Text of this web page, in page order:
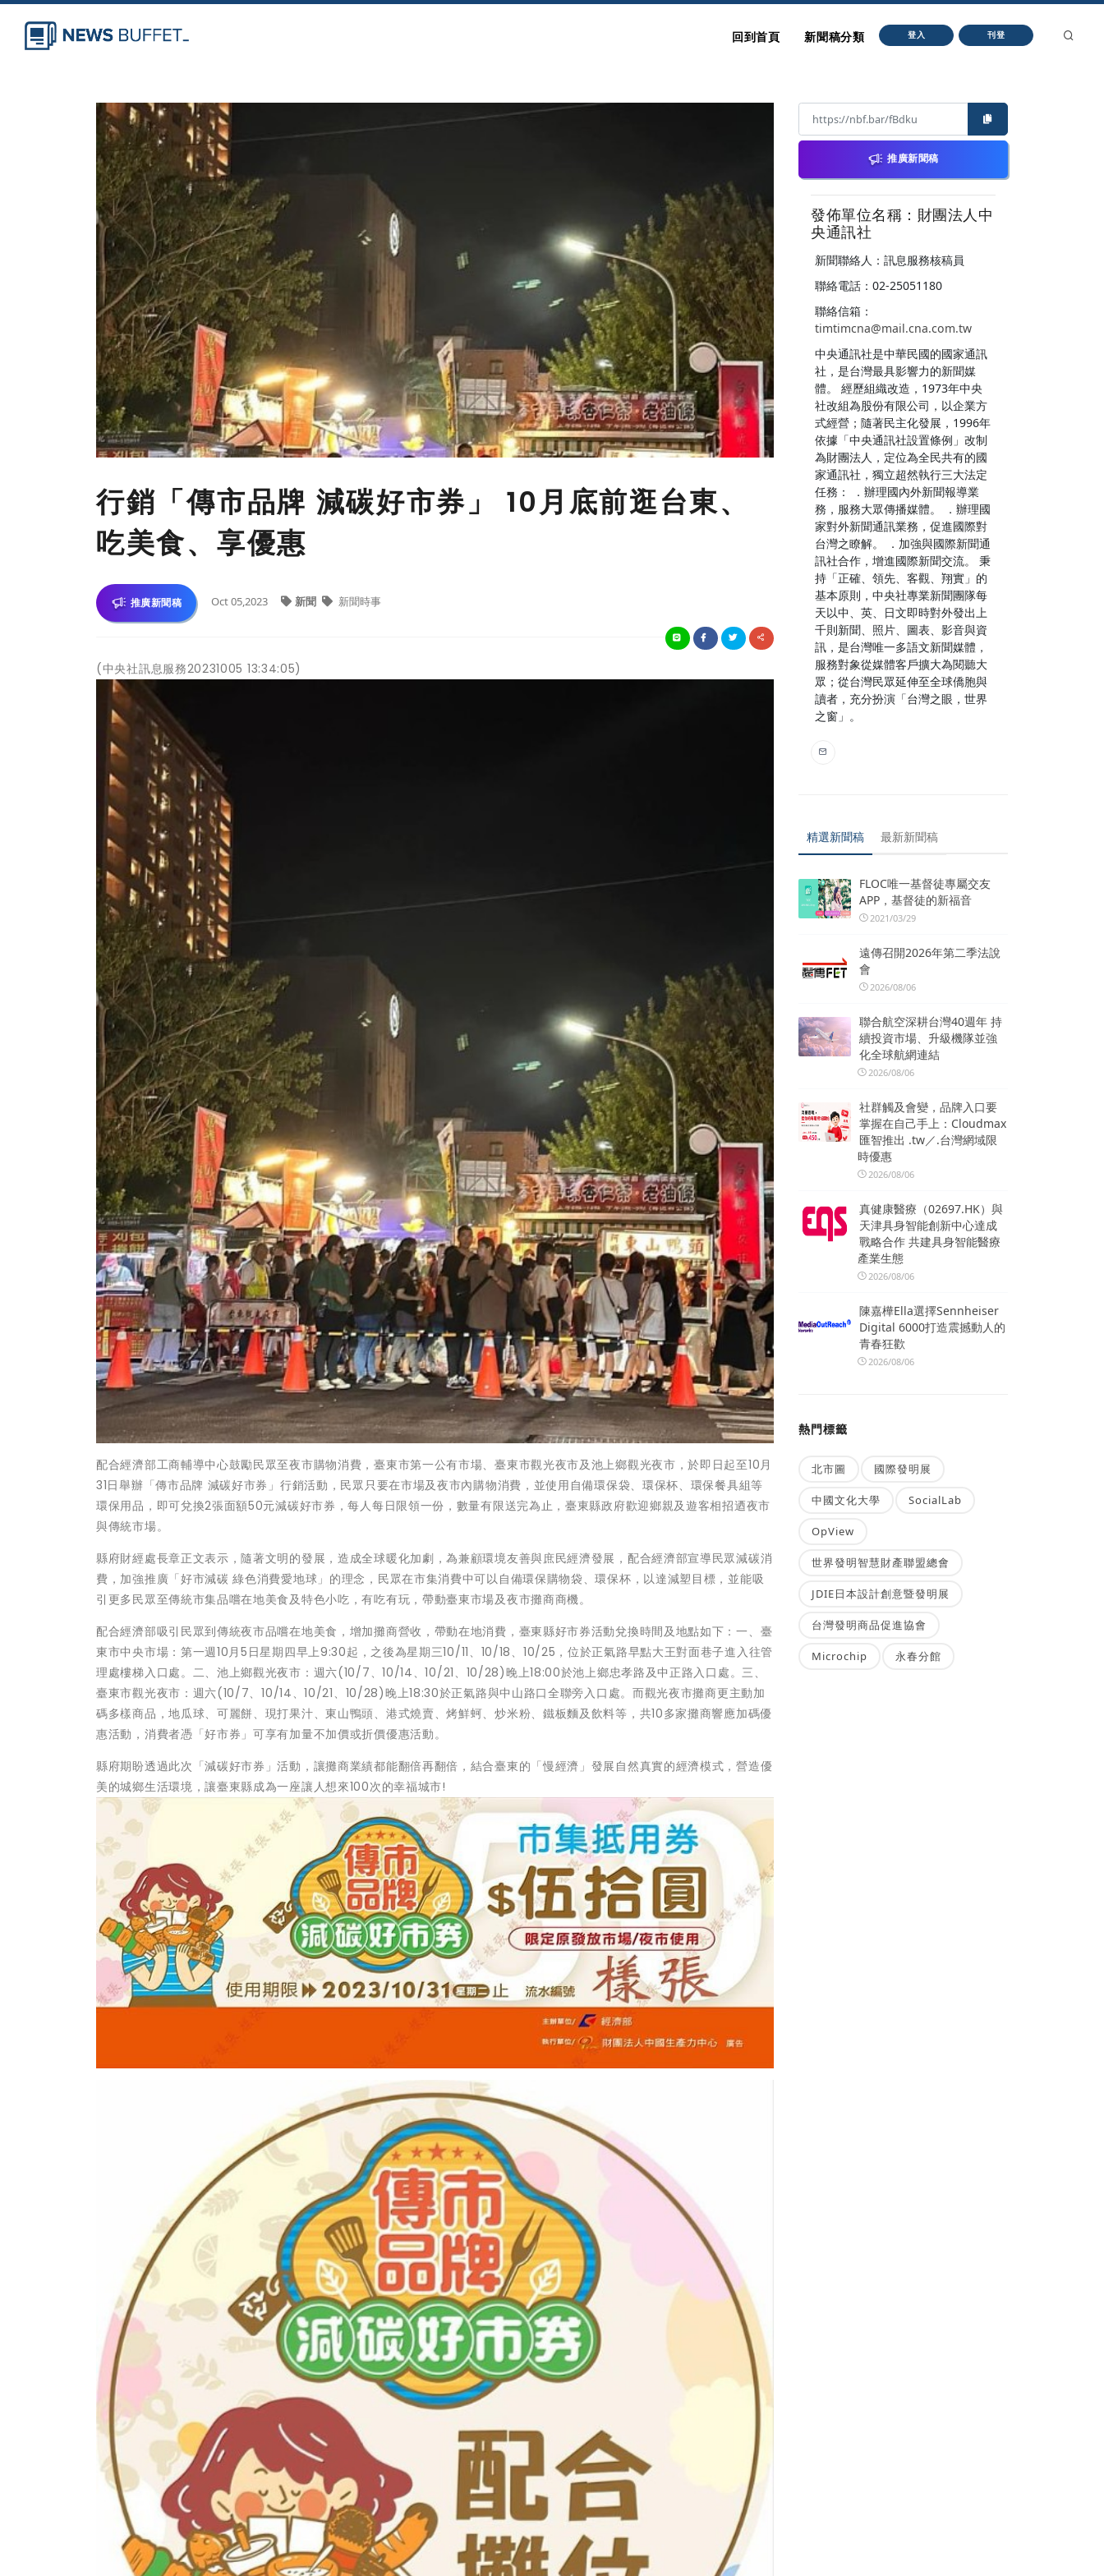
回到首頁 新聞稿分類 登入 刊登
行銷「傳市品牌 減碳好市券」 10月底前逛台東、
吃美食、享優惠
推廣新聞稿 Oct 05,2023 新聞 新聞時事
(中央社訊息服務20231005 13:34:05)
配合經濟部工商輔導中心鼓勵民眾至夜市購物消費，臺東市第一公有市場、臺東市觀光夜市及池上鄉觀光夜市，於即日起至10月
31日舉辦「傳市品牌 減碳好市券」行銷活動，民眾只要在市場及夜市內購物消費，並使用自備環保袋、環保杯、環保餐具組等
環保用品，即可兌換2張面額50元減碳好市券，每人每日限領一份，數量有限送完為止，臺東縣政府歡迎鄉親及遊客相招迺夜市
與傳統市場。
縣府財經處長章正文表示，隨著文明的發展，造成全球暖化加劇，為兼顧環境友善與庶民經濟發展，配合經濟部宣導民眾減碳消
費，加強推廣「好市減碳 綠色消費愛地球」的理念，民眾在市集消費中可以自備環保購物袋、環保杯，以達減塑目標，並能吸
引更多民眾至傳統市集品嚐在地美食及特色小吃，有吃有玩，帶動臺東市場及夜市攤商商機。
配合經濟部吸引民眾到傳統夜市品嚐在地美食，增加攤商營收，帶動在地消費，臺東縣好市券活動兌換時間及地點如下：一、臺
東市中央市場：第一週10月5日星期四早上9:30起，之後為星期三10/11、10/18、10/25，位於正氣路早點大王對面巷子進入往管
理處樓梯入口處。二、池上鄉觀光夜市：週六(10/7、10/14、10/21、10/28)晚上18:00於池上鄉忠孝路及中正路入口處。三、
臺東市觀光夜市：週六(10/7、10/14、10/21、10/28)晚上18:30於正氣路與中山路口全聯旁入口處。而觀光夜市攤商更主動加
碼多樣商品，地瓜球、可麗餅、現打果汁、東山鴨頭、港式燒賣、烤鮮蚵、炒米粉、鐵板麵及飲料等，共10多家攤商響應加碼優
惠活動，消費者憑「好市券」可享有加量不加價或折價優惠活動。
縣府期盼透過此次「減碳好市券」活動，讓攤商業績都能翻倍再翻倍，結合臺東的「慢經濟」發展自然真實的經濟模式，營造優
美的城鄉生活環境，讓臺東縣成為一座讓人想來100次的幸福城市!
推廣新聞稿
發佈單位名稱：財團法人中
央通訊社
新聞聯絡人：訊息服務核稿員
聯絡電話：02-25051180
聯絡信箱：
timtimcna@mail.cna.com.tw
中央通訊社是中華民國的國家通訊
社，是台灣最具影響力的新聞媒
體。 經歷組織改造，1973年中央
社改組為股份有限公司，以企業方
式經營；隨著民主化發展，1996年
依據「中央通訊社設置條例」改制
為財團法人，定位為全民共有的國
家通訊社，獨立超然執行三大法定
任務： ．辦理國內外新聞報導業
務，服務大眾傳播媒體。 ．辦理國
家對外新聞通訊業務，促進國際對
台灣之瞭解。 ．加強與國際新聞通
訊社合作，增進國際新聞交流。 秉
持「正確、領先、客觀、翔實」的
基本原則，中央社專業新聞團隊每
天以中、英、日文即時對外發出上
千則新聞、照片、圖表、影音與資
訊，是台灣唯一多語文新聞媒體，
服務對象從媒體客戶擴大為閱聽大
眾；從台灣民眾延伸至全球僑胞與
讀者，充分扮演「台灣之眼，世界
之窗」。
精選新聞稿 最新新聞稿
FLOC唯一基督徒專屬交友
APP，基督徒的新福音
2021/03/29
遠傳召開2026年第二季法說
會
2026/08/06
聯合航空深耕台灣40週年 持
續投資市場、升級機隊並強
化全球航網連結
2026/08/06
社群觸及會變，品牌入口要
掌握在自己手上：Cloudmax
匯智推出 .tw／.台灣網域限
時優惠
2026/08/06
真健康醫療（02697.HK）與
天津具身智能創新中心達成
戰略合作 共建具身智能醫療
產業生態
2026/08/06
陳嘉樺Ella選擇Sennheiser
Digital 6000打造震撼動人的
青春狂歡
2026/08/06
熱門標籤
北市圖 國際發明展
中國文化大學 SocialLab
OpView
世界發明智慧財產聯盟總會
JDIE日本設計創意暨發明展
台灣發明商品促進協會
Microchip 永春分館